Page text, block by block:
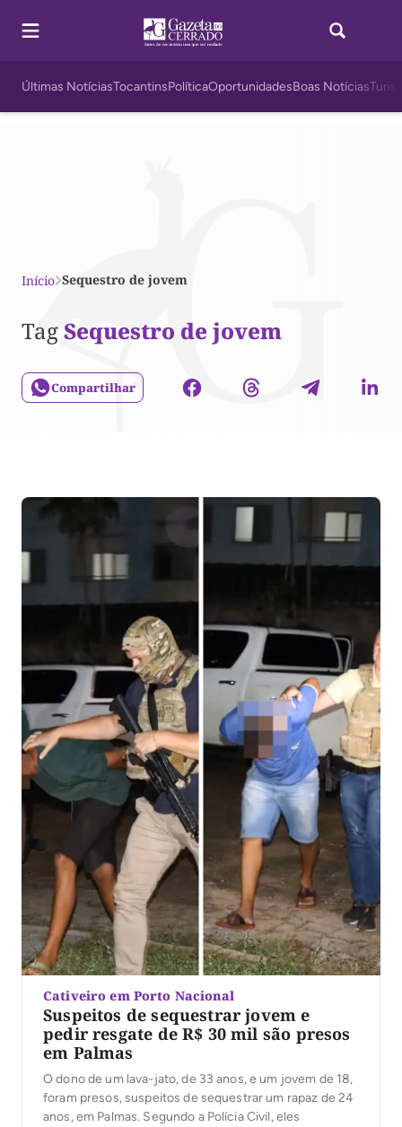
Últimas NotíciasTocantinsPolíticaOportunidadesBoas Notícias
Início Sequestro de jovem
TagSequestro de jovem
Compartilhar
Cativeiro em Porto Nacional
Suspeitos de sequestrar jovem e
pedir resgate de R$ 30 mil são presos
em Palmas
O dono de um lava-jato, de 33 anos, e um jovem de 18,
foram presos, suspeitos de sequestrar um rapaz de 24
anos, em Palmas. Segundo a Polícia Civil, eles